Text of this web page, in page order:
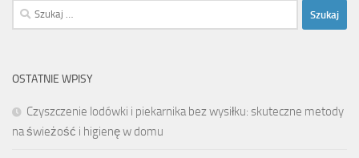
Szukaj:
OSTATNIE WPISY
Czyszczenie lodówki i piekarnika bez wysiłku: skuteczne metody
na świeżość i higienę w domu